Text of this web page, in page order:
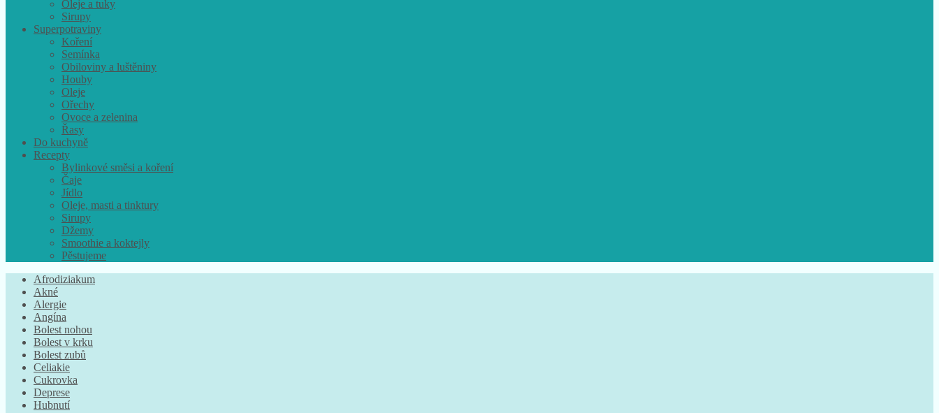
Oleje a tuky
Sirupy
Superpotraviny
Koření
Semínka
Obiloviny a luštěniny
Houby
Oleje
Ořechy
Ovoce a zelenina
Řasy
Do kuchyně
Recepty
Bylinkové směsi a koření
Čaje
Jídlo
Oleje, masti a tinktury
Sirupy
Džemy
Smoothie a koktejly
Pěstujeme
Afrodiziakum
Akné
Alergie
Angína
Bolest nohou
Bolest v krku
Bolest zubů
Celiakie
Cukrovka
Deprese
Hubnutí